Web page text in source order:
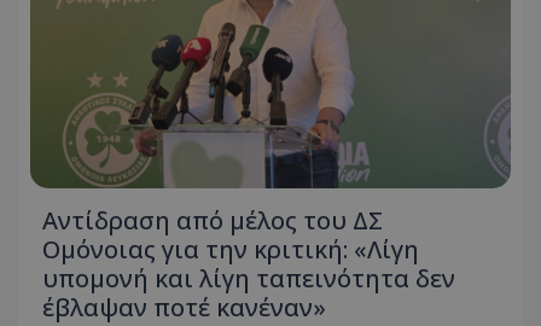
Αντίδραση από μέλος του ΔΣ
Ομόνοιας για την κριτική: «Λίγη
υπομονή και λίγη ταπεινότητα δεν
έβλαψαν ποτέ κανέναν»